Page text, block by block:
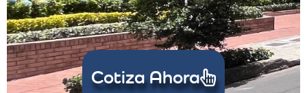
Cotiza Ahora